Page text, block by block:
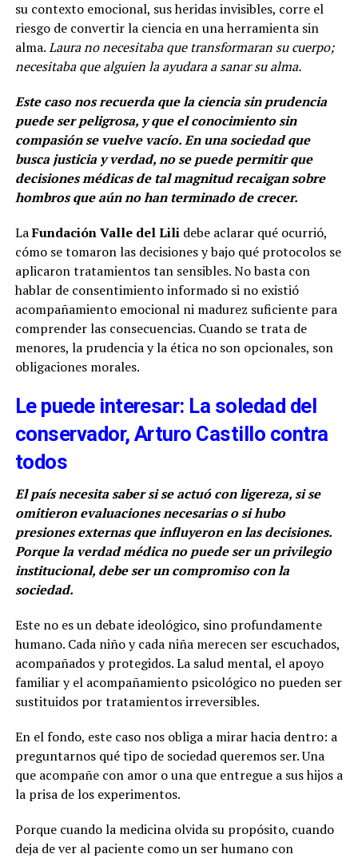
su contexto emocional, sus heridas invisibles, corre el
riesgo de convertir la ciencia en una herramienta sin
alma.Laura no necesitaba que transformaran su cuerpo;
necesitaba que alguien la ayudara a sanar su alma.
Este caso nos recuerda que la ciencia sin prudencia
puede ser peligrosa, y que el conocimiento sin
compasión se vuelve vacío. En una sociedad que
busca justicia y verdad, no se puede permitir que
decisiones médicas de tal magnitud recaigan sobre
hombros que aún no han terminado de crecer.
LaFundación Valle del Lilidebe aclarar qué ocurrió,
cómo se tomaron las decisiones y bajo qué protocolos se
aplicaron tratamientos tan sensibles. No basta con
hablar de consentimiento informado si no existió
acompañamiento emocional ni madurez suficiente para
comprender las consecuencias. Cuando se trata de
menores, la prudencia y la ética no son opcionales, son
obligaciones morales.
Le puede interesar: La soledad del
conservador, Arturo Castillo contra
todos
El país necesita saber si se actuó con ligereza, si se
omitieron evaluaciones necesarias o si hubo
presiones externas que influyeron en las decisiones.
Porque la verdad médica no puede ser un privilegio
institucional, debe ser un compromiso con la
sociedad.
Este no es un debate ideológico, sino profundamente
humano. Cada niño y cada niña merecen ser escuchados,
acompañados y protegidos. La salud mental, el apoyo
familiar y el acompañamiento psicológico no pueden ser
sustituidos por tratamientos irreversibles.
En el fondo, este caso nos obliga a mirar hacia dentro: a
preguntarnos qué tipo de sociedad queremos ser. Una
que acompañe con amor o una que entregue a sus hijos a
la prisa de los experimentos.
Porque cuando la medicina olvida su propósito, cuando
deja de ver al paciente como un ser humano con